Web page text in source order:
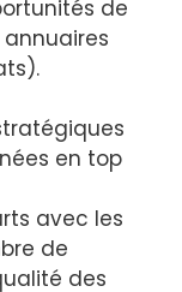
de
en top
avec les
de
des